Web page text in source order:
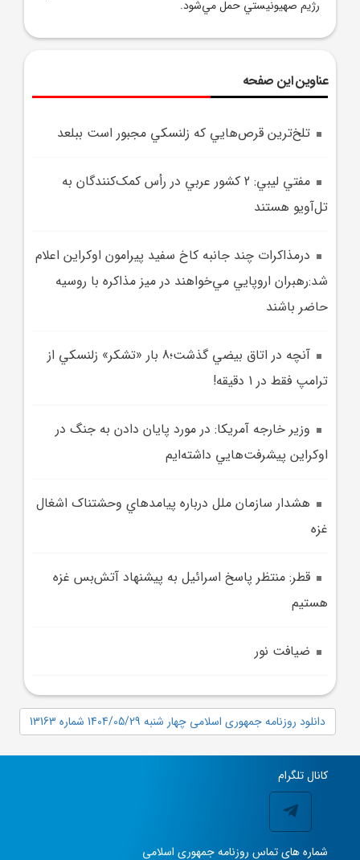
رژيم صهيونيستي حمل مي‌شود.
عناوین این صفحه
تلخ‌ترين قرص‌هايي که زلنسکي مجبور است ببلعد
مفتي ليبي: 2 کشور عربي در رأس کمک‌کنندگان به
تل‌آويو هستند
درمذاکرات چند جانبه کاخ سفيد پيرامون اوکراين اعلام
شد:رهبران اروپايي مي‌خواهند در ميز مذاکره با روسيه
حاضر باشند
آنچه در اتاق بيضي گذشت؛8 بار «تشکر» زلنسکي از
ترامپ فقط در 1 دقيقه!
وزير خارجه آمريکا: در مورد پايان دادن به جنگ در
اوکراين پيشرفت‌هايي داشته‌ايم
هشدار سازمان ملل درباره پيامدهاي وحشتناک اشغال
غزه
قطر: منتظر پاسخ اسرائيل به پيشنهاد آتش‌بس غزه
هستيم
ضيافت نور
دانلود روزنامه جمهوری اسلامی چهار شنبه 1404/05/29 شماره 13163
کانال تلگرام
شماره های تماس روزنامه جمهوری اسلامی